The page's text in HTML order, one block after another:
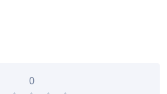
0